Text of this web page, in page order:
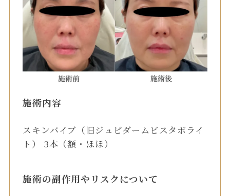
施術内容
スキンバイブ（旧ジュビダームビスタボライ
ト） 3本（額・ほほ）
施術の副作用やリスクについて